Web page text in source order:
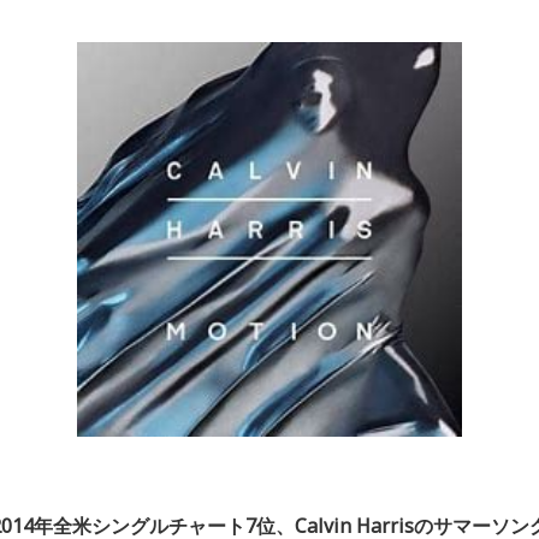
年全米シングルチャート7位、Calvin Harrisのサマーソン